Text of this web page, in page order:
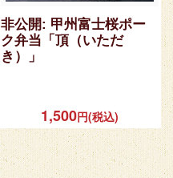
非公開: 甲州富士桜ポー
ク弁当「頂（いただ
き）」
1,500円(税込)